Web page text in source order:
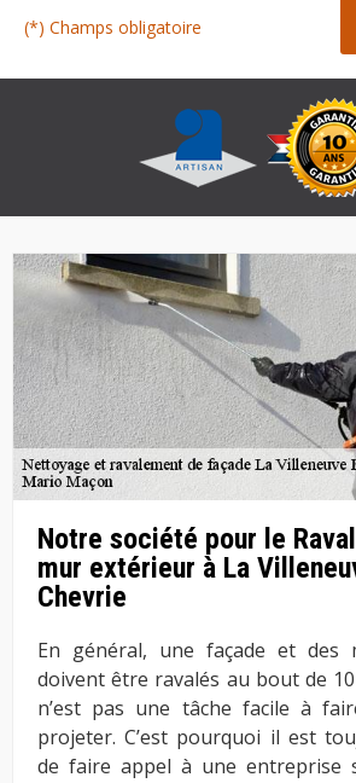
(*) Champs obligatoire
Notre société pour le
mur extérieur à La
Chevrie
En général, une façade et des
doivent être ravalés au bout de
n’est pas une tâche facile à
projeter. C’est pourquoi il est
de faire appel à une entreprise